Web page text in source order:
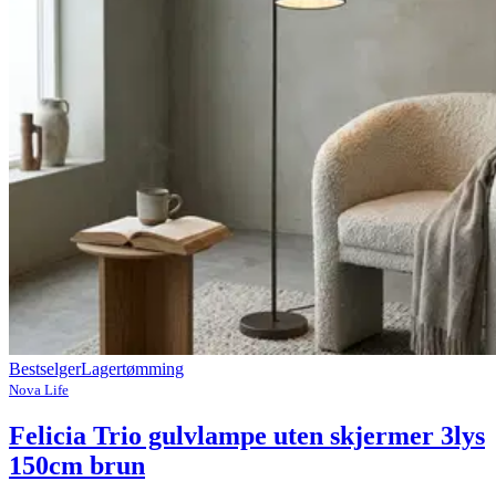
BestselgerLagertømming
Nova Life
Felicia Trio gulvlampe uten skjermer 3lys
150cm brun